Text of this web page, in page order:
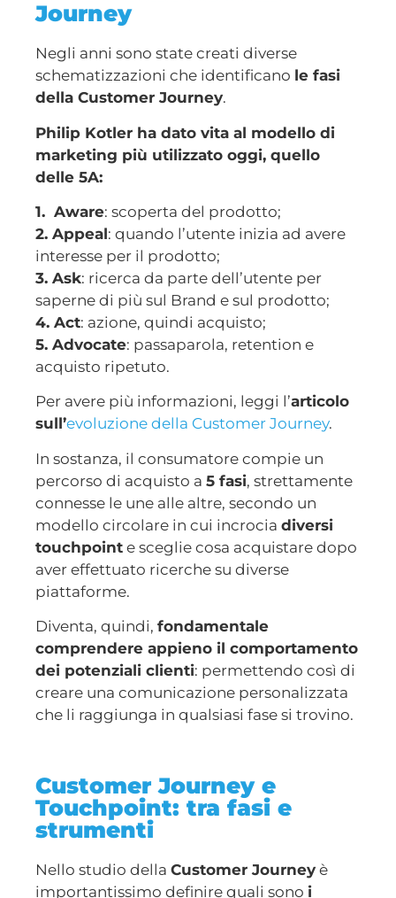
Journey
Negli anni sono state creati diverse
schematizzazioni che identificano le fasi
della Customer Journey.
Philip Kotler ha dato vita al modello di
marketing più utilizzato oggi, quello
delle 5A:
1. Aware: scoperta del prodotto;
2. Appeal: quando l’utente inizia ad avere
interesse per il prodotto;
3. Ask: ricerca da parte dell’utente per
saperne di più sul Brand e sul prodotto;
4. Act: azione, quindi acquisto;
5. Advocate: passaparola, retention e
acquisto ripetuto.
Per avere più informazioni, leggi l’articolo
sull’evoluzione della Customer Journey.
In sostanza, il consumatore compie un
percorso di acquisto a 5 fasi, strettamente
connesse le une alle altre, secondo un
modello circolare in cui incrocia diversi
touchpoint e sceglie cosa acquistare dopo
aver effettuato ricerche su diverse
piattaforme.
Diventa, quindi, fondamentale
comprendere appieno il comportamento
dei potenziali clienti: permettendo così di
creare una comunicazione personalizzata
che li raggiunga in qualsiasi fase si trovino.
Customer Journey e
Touchpoint: tra fasi e
strumenti
Nello studio della Customer Journey è
importantissimo definire quali sono i